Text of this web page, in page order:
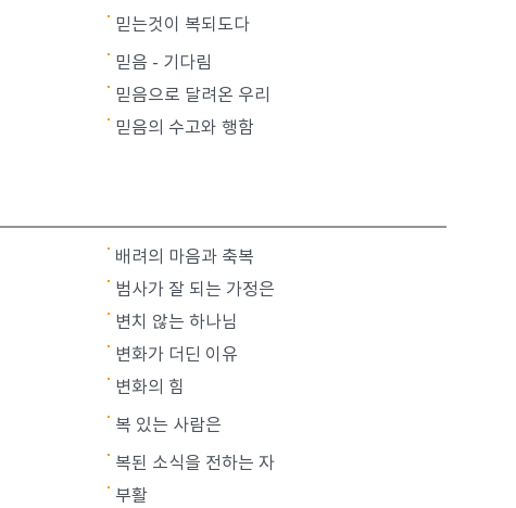
믿는것이 복되도다
믿음 - 기다림
믿음으로 달려온 우리
믿음의 수고와 행함
배려의 마음과 축복
범사가 잘 되는 가정은
변치 않는 하나님
변화가 더딘 이유
변화의 힘
복 있는 사람은
복된 소식을 전하는 자
부활